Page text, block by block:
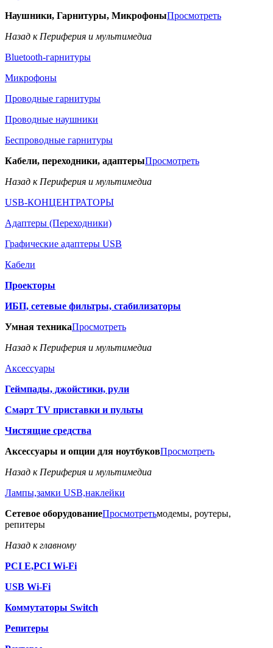
Наушники, Гарнитуры, МикрофоныПросмотреть
Назад к Периферия и мультимедиа
Bluetooth-гарнитуры
Микрофоны
Проводные гарнитуры
Проводные наушники
Беспроводные гарнитуры
Кабели, переходники, адаптерыПросмотреть
Назад к Периферия и мультимедиа
USB-КОНЦЕНТРАТОРЫ
Адаптеры (Переходники)
Графические адаптеры USB
Кабели
Проекторы
ИБП, сетевые фильтры, стабилизаторы
Умная техникаПросмотреть
Назад к Периферия и мультимедиа
Аксессуары
Геймпады, джойстики, рули
Смарт TV приставки и пульты
Чистящие средства
Аксессуары и опции для ноутбуковПросмотреть
Назад к Периферия и мультимедиа
Лампы,замки USB,наклейки
Сетевое оборудованиеПросмотретьмодемы, роутеры,
репитеры
Назад к главному
PCI E,PCI Wi-Fi
USB Wi-Fi
Коммутаторы Switch
Репитеры